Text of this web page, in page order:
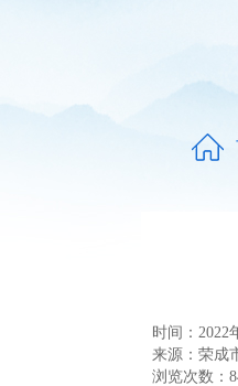
时间：2022
来源： 荣成
浏览次数：